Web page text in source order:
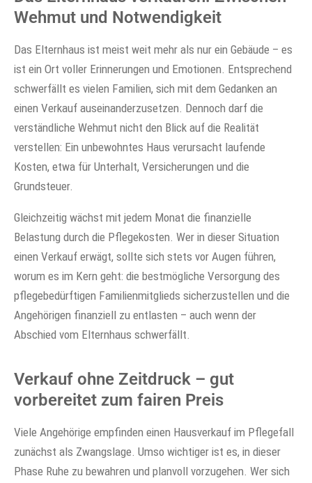
Wehmut und Notwendigkeit
Das Elternhaus ist meist weit mehr als nur ein Gebäude – es
ist ein Ort voller Erinnerungen und Emotionen. Entsprechend
schwerfällt es vielen Familien, sich mit dem Gedanken an
einen Verkauf auseinanderzusetzen. Dennoch darf die
verständliche Wehmut nicht den Blick auf die Realität
verstellen: Ein unbewohntes Haus verursacht laufende
Kosten, etwa für Unterhalt, Versicherungen und die
Grundsteuer.
Gleichzeitig wächst mit jedem Monat die finanzielle
Belastung durch die Pflegekosten. Wer in dieser Situation
einen Verkauf erwägt, sollte sich stets vor Augen führen,
worum es im Kern geht: die bestmögliche Versorgung des
pflegebedürftigen Familienmitglieds sicherzustellen und die
Angehörigen finanziell zu entlasten – auch wenn der
Abschied vom Elternhaus schwerfällt.
Verkauf ohne Zeitdruck – gut
vorbereitet zum fairen Preis
Viele Angehörige empfinden einen Hausverkauf im Pflegefall
zunächst als Zwangslage. Umso wichtiger ist es, in dieser
Phase Ruhe zu bewahren und planvoll vorzugehen. Wer sich